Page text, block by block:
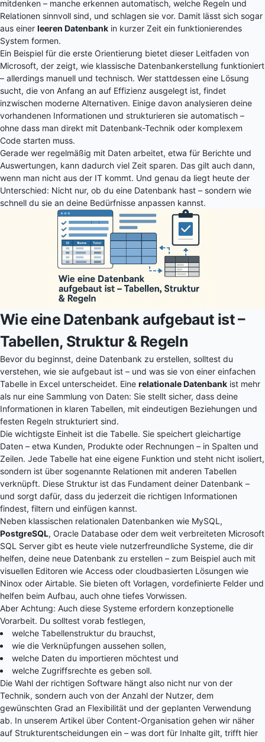
mitdenken – manche erkennen automatisch, welche Regeln und
Relationen sinnvoll sind, und schlagen sie vor. Damit lässt sich sogar
aus einer leeren Datenbank in kurzer Zeit ein funktionierendes
System formen.
Ein Beispiel für die erste Orientierung bietet dieser Leitfaden von
Microsoft, der zeigt, wie klassische Datenbankerstellung funktioniert
– allerdings manuell und technisch. Wer stattdessen eine Lösung
sucht, die von Anfang an auf Effizienz ausgelegt ist, findet
inzwischen moderne Alternativen. Einige davon analysieren deine
vorhandenen Informationen und strukturieren sie automatisch –
ohne dass man direkt mit Datenbank-Technik oder komplexem
Code starten muss.
Gerade wer regelmäßig mit Daten arbeitet, etwa für Berichte und
Auswertungen, kann dadurch viel Zeit sparen. Das gilt auch dann,
wenn man nicht aus der IT kommt. Und genau da liegt heute der
Unterschied: Nicht nur, ob du eine Datenbank hast – sondern wie
schnell du sie an deine Bedürfnisse anpassen kannst.
Wie eine Datenbank aufgebaut ist –
Tabellen, Struktur & Regeln
Bevor du beginnst, deine Datenbank zu erstellen, solltest du
verstehen, wie sie aufgebaut ist – und was sie von einer einfachen
Tabelle in Excel unterscheidet. Eine relationale Datenbank ist mehr
als nur eine Sammlung von Daten: Sie stellt sicher, dass deine
Informationen in klaren Tabellen, mit eindeutigen Beziehungen und
festen Regeln strukturiert sind.
Die wichtigste Einheit ist die Tabelle. Sie speichert gleichartige
Daten – etwa Kunden, Produkte oder Rechnungen – in Spalten und
Zeilen. Jede Tabelle hat eine eigene Funktion und steht nicht isoliert,
sondern ist über sogenannte Relationen mit anderen Tabellen
verknüpft. Diese Struktur ist das Fundament deiner Datenbank –
und sorgt dafür, dass du jederzeit die richtigen Informationen
findest, filtern und einfügen kannst.
Neben klassischen relationalen Datenbanken wie MySQL,
PostgreSQL, Oracle Database oder dem weit verbreiteten Microsoft
SQL Server gibt es heute viele nutzerfreundliche Systeme, die dir
helfen, deine neue Datenbank zu erstellen – zum Beispiel auch mit
visuellen Editoren wie Access oder cloudbasierten Lösungen wie
Ninox oder Airtable. Sie bieten oft Vorlagen, vordefinierte Felder und
helfen beim Aufbau, auch ohne tiefes Vorwissen.
Aber Achtung: Auch diese Systeme erfordern konzeptionelle
Vorarbeit. Du solltest vorab festlegen,
welche Tabellenstruktur du brauchst,
wie die Verknüpfungen aussehen sollen,
welche Daten du importieren möchtest und
welche Zugriffsrechte es geben soll.
Die Wahl der richtigen Software hängt also nicht nur von der
Technik, sondern auch von der Anzahl der Nutzer, dem
gewünschten Grad an Flexibilität und der geplanten Verwendung
ab. In unserem Artikel über Content-Organisation gehen wir näher
auf Strukturentscheidungen ein – was dort für Inhalte gilt, trifft hier